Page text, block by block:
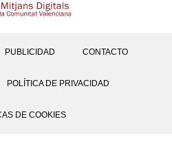
PUBLICIDAD CONTACTO
POLÍTICA DE PRIVACIDAD
DE COOKIES